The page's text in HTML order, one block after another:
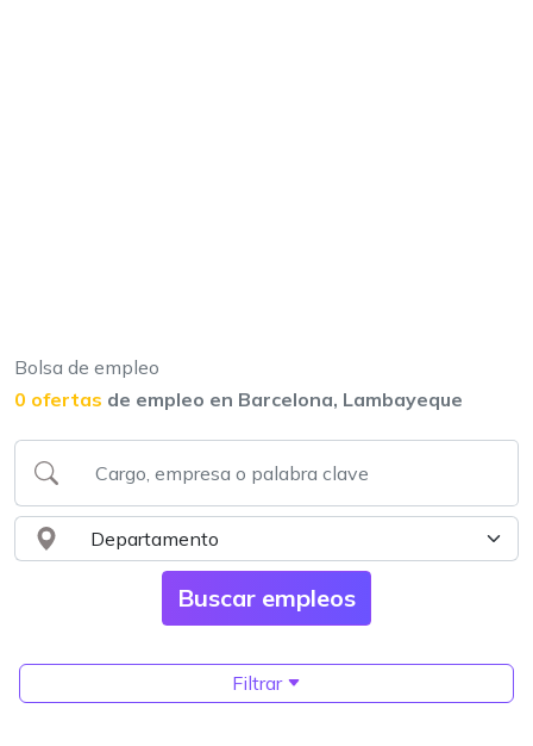
Bolsa de empleo
0 ofertas de empleo en Barcelona, Lambayeque
Filtrar